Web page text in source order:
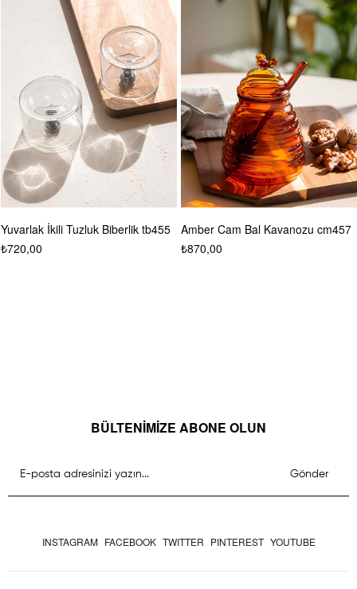
Amber Cam Bal Kavanozu cm457
₺870,00
Ayaklı Cam Sunum Tabağı 20x10 cm500
₺580,00
BÜLTENİMİZE ABONE OLUN
Gönder
INSTAGRAM FACEBOOK TWITTER PINTEREST YOUTUBE